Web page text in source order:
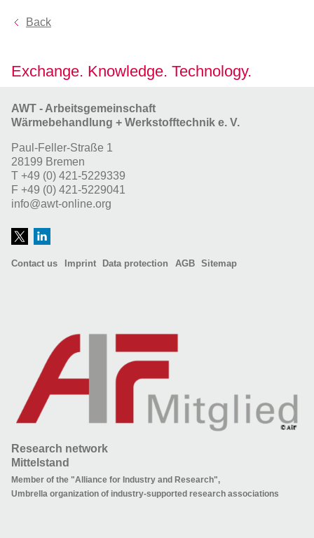
Back
Exchange. Knowledge. Technology.
AWT - Arbeitsgemeinschaft
Wärmebehandlung + Werkstofftechnik e. V.
Paul-Feller-Straße 1
28199 Bremen
T +49 (0) 421-5229339
F +49 (0) 421-5229041
info@awt-online.org
Contact us Imprint Data protection AGB Sitemap
Research network
Mittelstand
Member of the "Alliance for Industry and Research",
Umbrella organization of industry-supported research associations